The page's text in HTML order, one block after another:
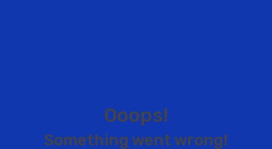
Ooops!
Something went wrong!